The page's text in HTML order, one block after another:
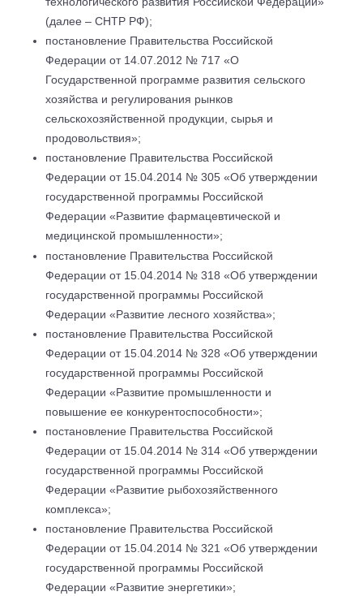
(далее – СНТР РФ);
постановление Правительства Российской
Федерации от 14.07.2012 № 717 «О
Государственной программе развития сельского
хозяйства и регулирования рынков
сельскохозяйственной продукции, сырья и
продовольствия»;
постановление Правительства Российской
Федерации от 15.04.2014 № 305 «Об утверждении
государственной программы Российской
Федерации «Развитие фармацевтической и
медицинской промышленности»;
постановление Правительства Российской
Федерации от 15.04.2014 № 318 «Об утверждении
государственной программы Российской
Федерации «Развитие лесного хозяйства»;
постановление Правительства Российской
Федерации от 15.04.2014 № 328 «Об утверждении
государственной программы Российской
Федерации «Развитие промышленности и
повышение ее конкурентоспособности»;
постановление Правительства Российской
Федерации от 15.04.2014 № 314 «Об утверждении
государственной программы Российской
Федерации «Развитие рыбохозяйственного
комплекса»;
постановление Правительства Российской
Федерации от 15.04.2014 № 321 «Об утверждении
государственной программы Российской
Федерации «Развитие энергетики»;